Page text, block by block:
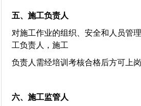
五、 施工负责人
对施工作业的组织、安全和人员管
工负责人，施工
负责人需经培训考核合格后方可上岗
六、施工监管人